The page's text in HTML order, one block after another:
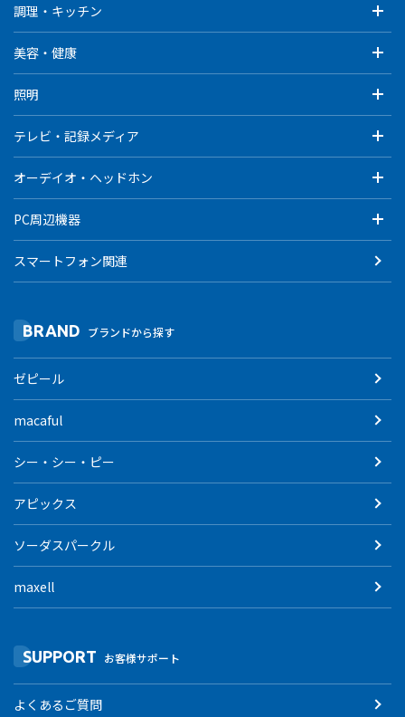
調理・キッチン
美容・健康
照明
テレビ・記録メディア
オーデイオ・ヘッドホン
PC周辺機器
スマートフォン関連
BRAND ブランドから探す
ゼピール
macaful
シー・シー・ピー
アピックス
ソーダスパークル
maxell
SUPPORT お客様サポート
よくあるご質問